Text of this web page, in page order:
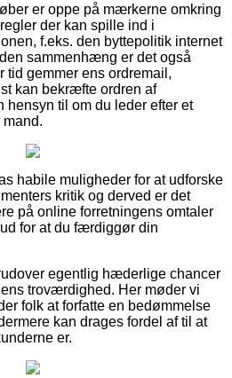
er oppe på mærkerne omkring
der kan spille ind i
f.eks. den byttepolitik internet
sammenhæng er det også
tid gemmer ens ordremail,
kan bekræfte ordren af
hensyn til om du leder efter et
habile muligheder for at udforske
kritik og derved er det
på online forretningens omtaler
for at du færdiggør din
egentlig hæderlige chancer
troværdighed. Her møder vi
folk at forfatte en bedømmelse
kan drages fordel af til at
er.